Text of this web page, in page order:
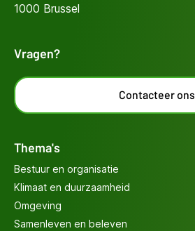
1000 Brussel
Vragen?
Contacteer ons
Thema's
Bestuur en organisatie
Klimaat en duurzaamheid
Omgeving
Samenleven en beleven